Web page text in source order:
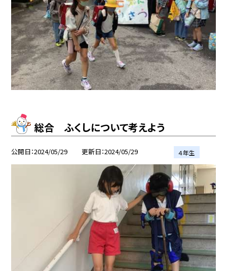
総合 ふくしについて考えよう
公開日 2024/05/29 更新日 2024/05/29 ４年生